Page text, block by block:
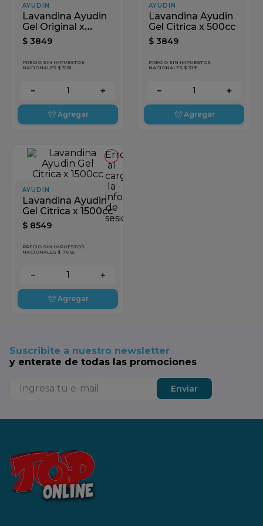
AYUDIN
Lavandina Ayudin
Gel Original x
500cc
$ 3849
PRECIO SIN IMPUESTOS
NACIONALES $ 3181
＋
－
Agregar
AYUDIN
Lavandina Ayudin
Gel Citrica x 500cc
$ 3849
PRECIO SIN IMPUESTOS
NACIONALES $ 3181
＋
－
Agregar
Error
al
cargar
la
información
de
sesión
AYUDIN
Lavandina Ayudin
Gel Citrica x 1500cc
$ 8549
PRECIO SIN IMPUESTOS
NACIONALES $ 7065
＋
－
Agregar
Suscribite a nuestro newsletter
y enterate de todas las promociones
Enviar